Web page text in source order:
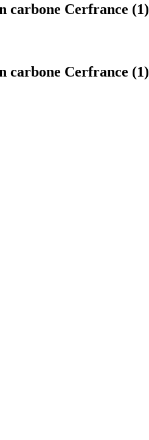
carbone Cerfrance (1)
carbone Cerfrance (1)